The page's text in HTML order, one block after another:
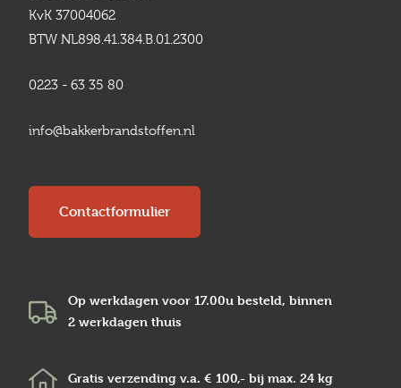
KvK 37004062
BTW NL898.41.384.B.01.2300
0223 - 63 35 80
info@bakkerbrandstoffen.nl
Contactformulier
Op werkdagen voor 17.00u besteld, binnen
2 werkdagen thuis
Gratis verzending v.a. € 100,- bij max. 24 kg